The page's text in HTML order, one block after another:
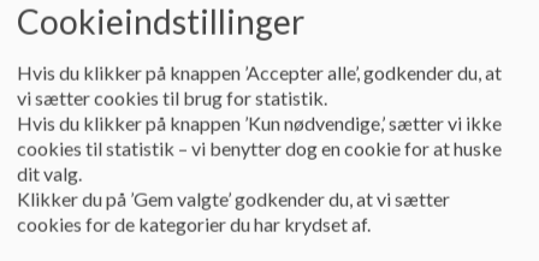
En film om hverdagen på Holte Skole
Cookieindstillinger
Hvis du klikker på knappen ’Accepter alle’, godkender du, at
vi sætter cookies til brug for statistik.
Hvis du klikker på knappen ’Kun nødvendige,’ sætter vi ikke
cookies til statistik – vi benytter dog en cookie for at huske
dit valg.
Klikker du på ’Gem valgte’ godkender du, at vi sætter
cookies for de kategorier du har krydset af.